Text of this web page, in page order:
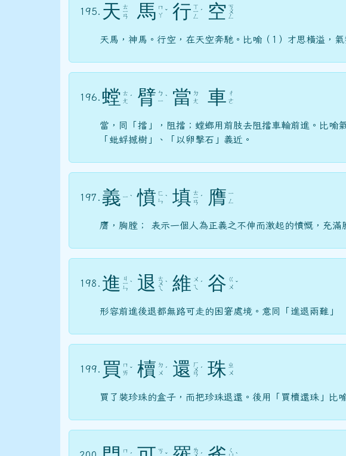
195. 天 ㄊ
ㄧ
ㄢ 馬 ㄇ
ㄚ ˇ 行 ㄒ
ㄧ
ㄥ
ˊ 空 ㄎ
ㄨ
ㄥ
天馬，神馬。行空，在天空奔馳。比喻（1）才思橫溢，
196. 螳 ㄊ
ㄤ ˊ 臂 ㄅ
ㄧ ˋ 當 ㄉ
ㄤ
車 ㄔ
ㄜ
當，同「擋」，阻擋；螳螂用前肢去阻擋車輪前進。比喻
「蚍蜉撼樹」、「以卵擊石」義近。
197. 義 ㄧ ˋ 憤 ㄈ
ㄣ ˋ 填 ㄊ
ㄧ
ㄢ
ˊ 膺 ㄧ
ㄥ
膺，胸膛； 表示一個人為正義之不伸而激起的憤慨，充滿
198. 進 ㄐ
ㄧ
ㄣ
ˋ 退 ㄊ
ㄨ
ㄟ
ˋ 維 ㄨ
ㄟ
ˊ 谷 ㄍ
ㄨ ˇ
形容前進後退都無路可走的困窘處境。意同「進退兩難」
199. 買 ㄇ
ㄞ ˇ 櫝 ㄉ
ㄨ ˊ 還 ㄏ
ㄨ
ㄢ
ˊ 珠 ㄓ
ㄨ
買了裝珍珠的盒子，而把珍珠退還。後用「買櫝還珠」比
ㄇ
ㄎ
ㄌ ㄑ